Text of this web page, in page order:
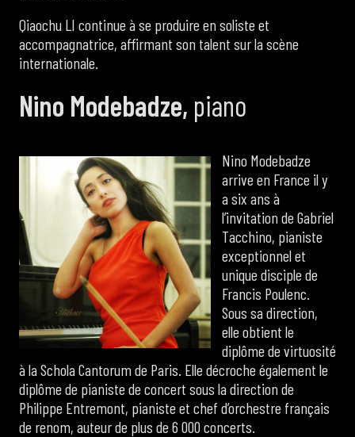
Qiaochu LI continue à se produire en soliste et
accompagnatrice, affirmant son talent sur la scène
internationale.
Nino Modebadze, piano
Nino Modebadze
arrive en France il y
a six ans à
l’invitation de Gabriel
Tacchino, pianiste
exceptionnel et
unique disciple de
Francis Poulenc.
Sous sa direction,
elle obtient le
diplôme de virtuosité
à la Schola Cantorum de Paris. Elle décroche également le
diplôme de pianiste de concert sous la direction de
Philippe Entremont, pianiste et chef d’orchestre français
de renom, auteur de plus de 6 000 concerts.